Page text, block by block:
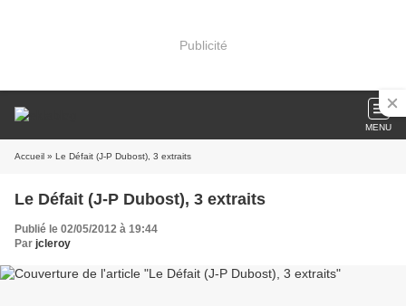
Publicité
MENU
Accueil » Le Défait (J-P Dubost), 3 extraits
Le Défait (J-P Dubost), 3 extraits
Publié le 02/05/2012 à 19:44
Par jcleroy